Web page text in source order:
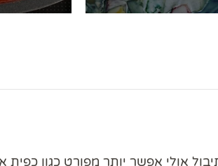
אולי אפשר יותר מפורט כגון כפית